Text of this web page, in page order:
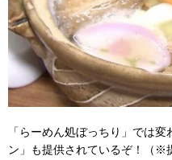
「らーめん処ぼっちり」では
ン」も提供されているぞ！（※